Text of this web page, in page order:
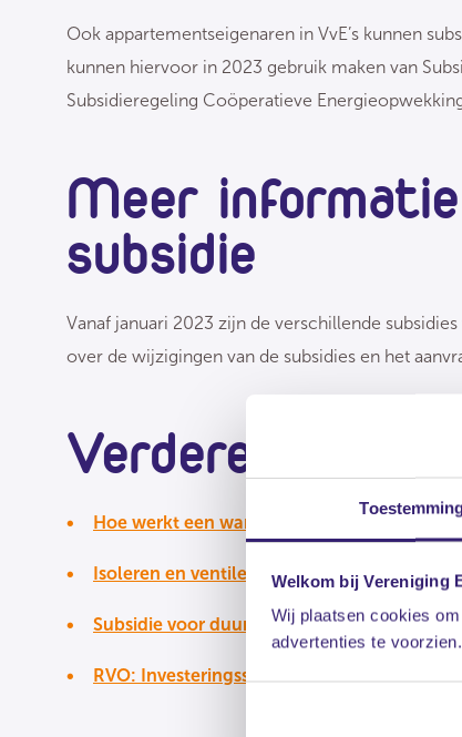
Welkom bij Vereniging
Wij plaatsen cookies
advertenties te
Ook appartementseigenaren in VvE’s kunnen
kunnen hiervoor in 2023 gebruik maken van
Subsidieregeling Coöperatieve
Meer
subsidie
Vanaf januari 2023 zijn de verschillende
over de wijzigingen van de subsidies en het
Verdere
Hoe werkt een warmtepomp
Isoleren en ventileren
Subsidie voor duurzame energie: 10 vragen
RVO: Investeringssubsidie duurzame